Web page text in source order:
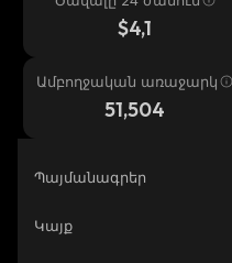
$4,1
Ամբողջական առաջարկ
51,504
Պայմանագրեր
Կայք